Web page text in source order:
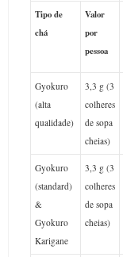
Tipo de
chá
Valor
por
pessoa
Gyokuro
(alta
qualidade)
3,3 g (3
colheres
de sopa
cheias)
Gyokuro
(standard)
&
Gyokuro
Karigane
3,3 g (3
colheres
de sopa
cheias)